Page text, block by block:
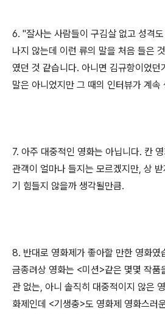
6. "잘사는 사람들이 구김살 없고 성격
나지 않는데 이런 류의 말을 처음 들은
였던 것 같습니다. 아니면 김규항이었던
말은 아니었지만 그 때의 인터뷰가 계속
7. 아주 대중적인 영화는 아닙니다. 칸
관객이 얼마나 들지는 모르겠지만, 상
기 힘들지 않을까 생각될만큼.
8. 반대로 영화제가 좋아할 만한 영화였
금종려상 영화는 <미션>같은 몇몇 작품
관 없는, 아니 솔직히 대중적이지 않은
화제인데 <기생충>도 영화제 영화스러